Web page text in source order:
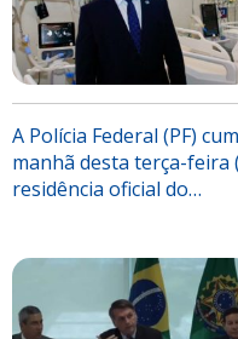
A Polícia Federal (PF)
manhã desta terça-feira
residência oficial do…